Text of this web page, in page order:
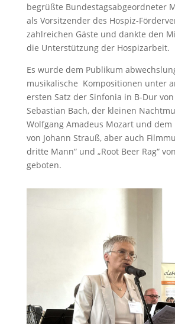
begrüßte Bundestagsabgeordneter
als Vorsitzender des Hospiz-
zahlreichen Gäste und dankte den
die Unterstützung der Hospizarbeit.
Es wurde dem Publikum
musikalische Kompositionen unter
ersten Satz der Sinfonia in B-Dur von
Sebastian Bach, der kleinen
Wolfgang Amadeus Mozart und dem
von Johann Strauß, aber auch
dritte Mann“ und „Root Beer Rag“
geboten.